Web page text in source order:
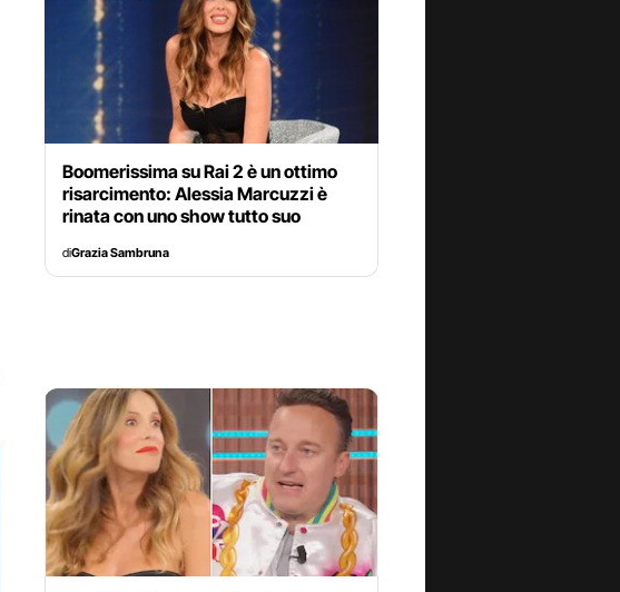
Boomerissima su Rai 2 è un ottimo
risarcimento: Alessia Marcuzzi è
rinata con uno show tutto suo
diGrazia Sambruna